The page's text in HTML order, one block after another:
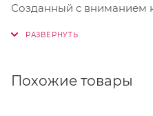
Созданный с вниманием
Похожие товары